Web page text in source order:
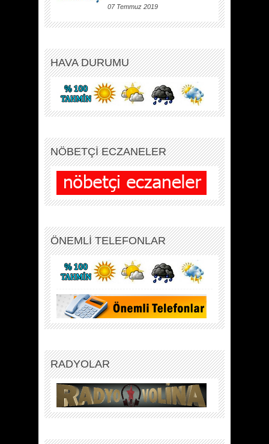
07 Temmuz 2019
HAVA DURUMU
NÖBETÇİ ECZANELER
ÖNEMLİ TELEFONLAR
RADYOLAR